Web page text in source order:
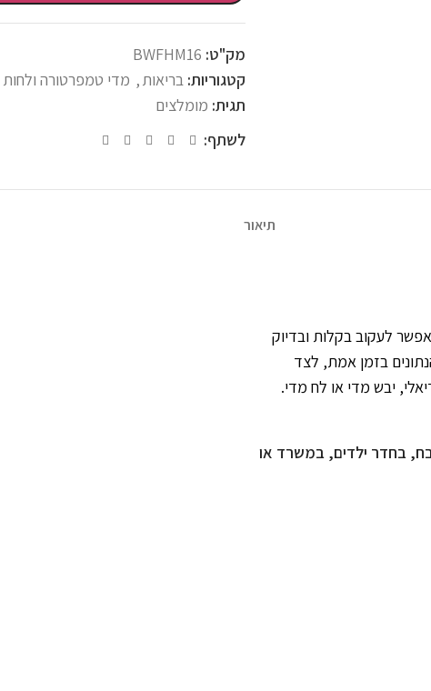
מק"ט: BWFHM16
קטגוריות: בריאות, מדי טמפרטורה ולחות
תגית: מומלצים
לשתף:
תיאור
לעקוב בקלות ובדיוק
בזמן אמת, לצד
יבש מדי או לח מדי.
בחדר ילדים, במשרד או